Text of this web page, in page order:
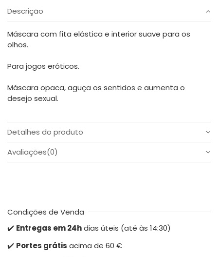
Descrição
Máscara com fita elástica e interior suave para os
olhos.
Para jogos eróticos.
Máscara opaca, aguça os sentidos e aumenta o
desejo sexual.
Detalhes do produto
Avaliações(0)
Condições de Venda
✔️ Entregas em 24hdias úteis (até às 14:30)
✔️ Portes grátis acima de 60 €